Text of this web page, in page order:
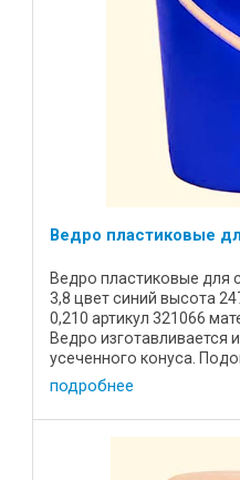
Ведро пластиковые
Ведро пластиковые для
3,8 цвет синий высота
0,210 артикул 321066
Ведро
усеченного конуса.
продуктов. 6 ...
подробнее